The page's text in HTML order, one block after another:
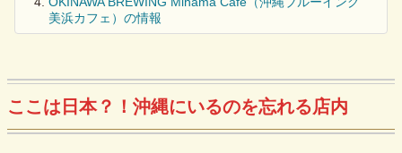
美浜カフェ）の情報
ここは日本？！沖縄にいるのを忘れる店内